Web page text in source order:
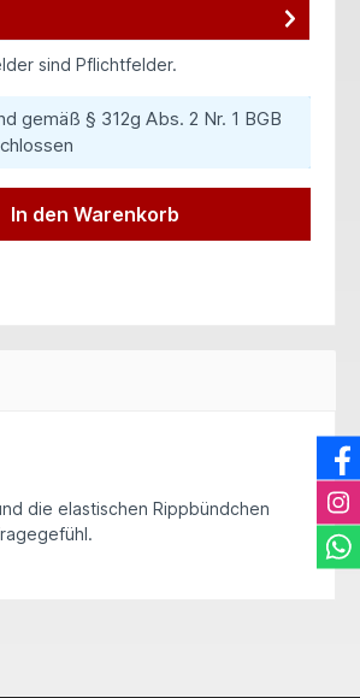
sind Pflichtfelder.
gemäß § 312g Abs. 2 Nr. 1 BGB
In den Warenkorb
die elastischen Rippbündchen